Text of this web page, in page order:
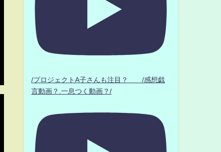
/プロジェクトA子さんも注目？ /感想戯
言動画？.一息つく動画？/